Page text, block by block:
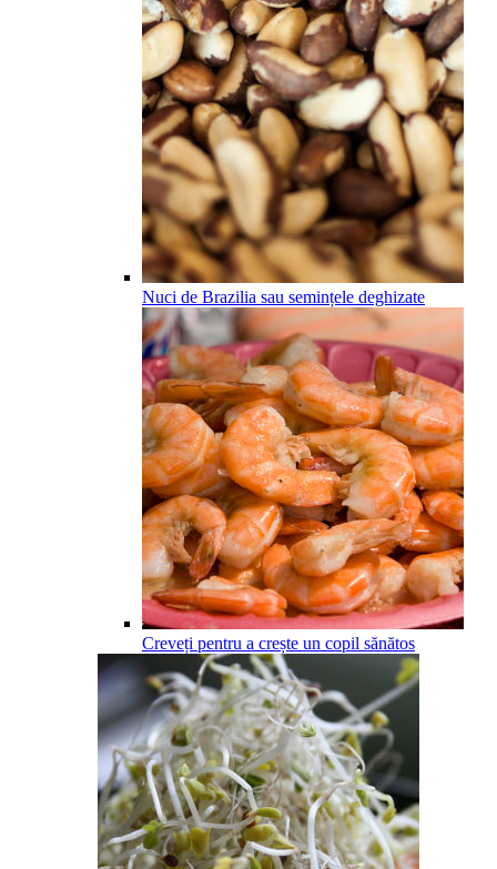
Nuci de Brazilia sau semințele deghizate
Creveți pentru a crește un copil sănătos